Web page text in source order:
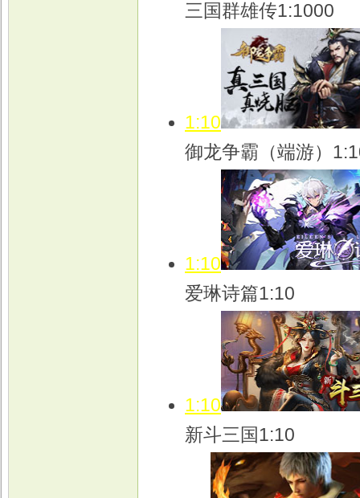
三国群雄传1:1000
1:10
御龙争霸（端游）
1:10
爱琳诗篇1:10
1:10
新斗三国1:10